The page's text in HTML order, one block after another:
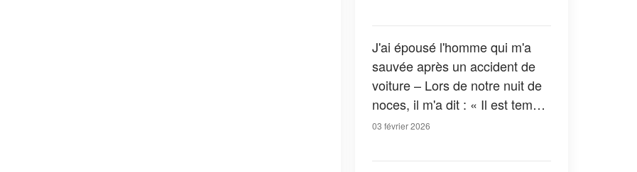
J'ai épousé l'homme qui m'a
sauvée après un accident de
voiture – Lors de notre nuit de
noces, il m'a dit : « Il est temps
que tu saches la vérité »
03 février 2026